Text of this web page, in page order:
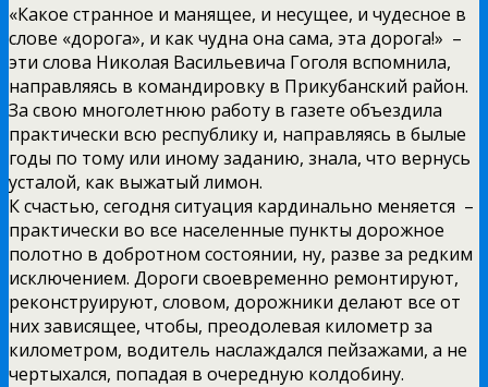
«Какое странное и манящее, и несущее, и чудесное в
слове «дорога», и как чудна она сама, эта дорога!» ­ –
эти слова Николая Васильевича Гоголя вспомнила,
направляясь в командировку в Прикубанский район.
За свою многолетнюю работу в газете объездила
практически всю республику и, направляясь в былые
годы по тому или иному заданию, знала, что вернусь
усталой, как выжатый лимон.
К счастью, сегодня ситуация кардинально меняется ­ –
практически во все населенные пункты дорожное
полотно в добротном состоянии, ну, разве за редким
исключением. Дороги своевременно ремонтируют,
реконструируют, словом, дорожники делают все от
них зависящее, чтобы, преодолевая километр за
километром, водитель наслаждался пейзажами, а не
чертыхался, попадая в очередную колдобину.